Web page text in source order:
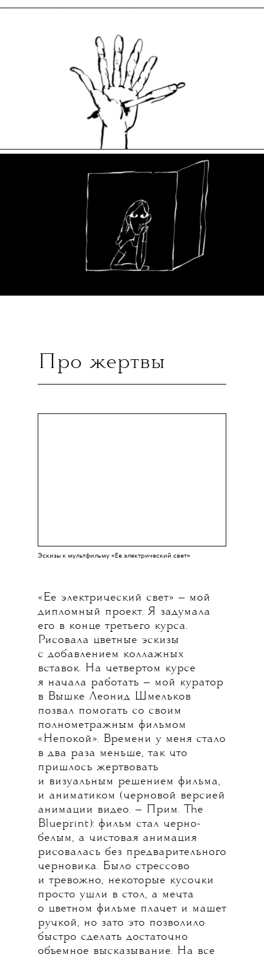
Про жертвы
Эскизы к мультфильму «Ее электрический свет»
«Ее электрический свет» — мой
дипломный проект. Я задумала
его в конце третьего курса.
Рисовала цветные эскизы
с добавлением коллажных
вставок. На четвертом курсе
я начала работать — мой куратор
в Вышке Леонид Шмельков
позвал помогать со своим
полнометражным фильмом
«Непокой». Времени у меня стало
в два раза меньше, так что
пришлось жертвовать
и визуальным решением фильма,
и аниматиком (черновой версией
анимации видео. — Прим. The
Blueprint): фильм стал черно-
белым, а чистовая анимация
рисовалась без предварительного
черновика. Было стрессово
и тревожно, некоторые кусочки
просто ушли в стол, а мечта
о цветном фильме плачет и машет
ручкой, но зато это позволило
быстро сделать достаточно
объемное высказывание. На все